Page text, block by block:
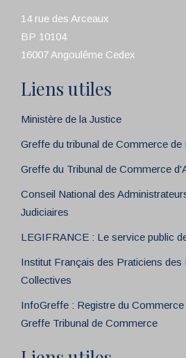
14 rue des Arceaux
BP 10104
16007 Angoulême Cedex
Liens utiles
Ministère de la Justice
Greffe du tribunal de Commerce de
Greffe du Tribunal de Commerce
Conseil National des
Judiciaires
LEGIFRANCE : Le service public
Institut Français des Praticiens des
Collectives
InfoGreffe : Registre du
Greffe Tribunal de Commerce